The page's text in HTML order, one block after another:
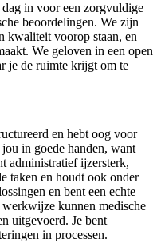
in voor een zorgvuldige
beoordelingen. We zijn
kwaliteit voorop staan, en
We geloven in een open
je de ruimte krijgt om te
en hebt oog voor
in goede handen, want
administratief ijzersterk,
taken en houdt ook onder
en bent een echte
kunnen medische
uitgevoerd. Je bent
in processen.